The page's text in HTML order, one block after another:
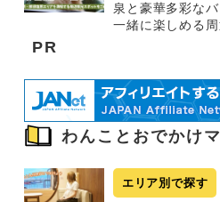
泉と豪華多彩な
一緒に楽しめる
PR
わんことおでかけ
エリア別で探す